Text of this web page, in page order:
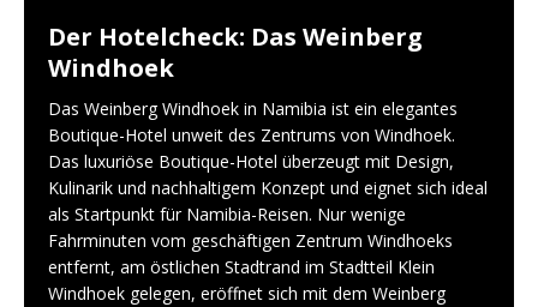
Der Hotelcheck: Das Weinberg
Windhoek
Das Weinberg Windhoek in Namibia ist ein elegantes
Boutique-Hotel unweit des Zentrums von Windhoek.
Das luxuriöse Boutique-Hotel überzeugt mit Design,
Kulinarik und nachhaltigem Konzept und eignet sich ideal
als Startpunkt für Namibia-Reisen. Nur wenige
Fahrminuten vom geschäftigen Zentrum Windhoeks
entfernt, am östlichen Stadtrand im Stadtteil Klein
Windhoek gelegen, eröffnet sich mit dem Weinberg